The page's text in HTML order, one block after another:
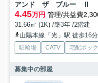
アンド ザ ブルー Ⅱ
4.45万円 管理/共益費
31.66㎡ (1K) /築3年 /2階建
山陽本線「光」駅 徒歩16分
駐輪場 CATV 宅配ボッ
募集中の部屋